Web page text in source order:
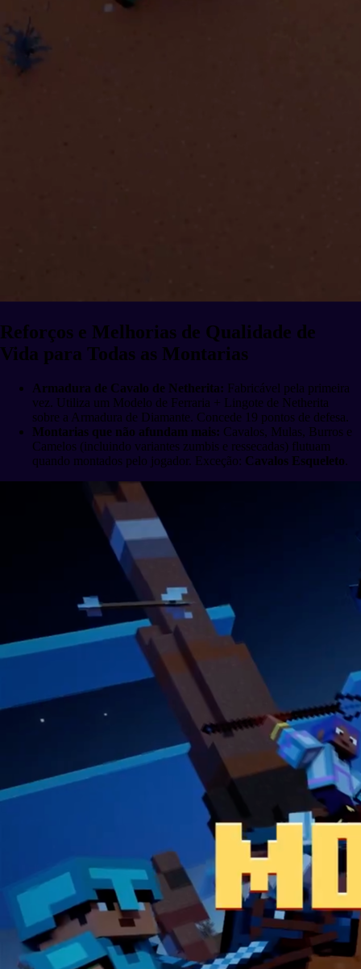
Reforços e Melhorias de Qualidade de
Vida para Todas as Montarias
Armadura de Cavalo de Netherita: Fabricável pela primeira
vez. Utiliza um Modelo de Ferraria + Lingote de Netherita
sobre a Armadura de Diamante. Concede 19 pontos de defesa.
Montarias que não afundam mais: Cavalos, Mulas, Burros e
Camelos (incluindo variantes zumbis e ressecadas) flutuam
quando montados pelo jogador. Exceção: Cavalos Esqueleto.